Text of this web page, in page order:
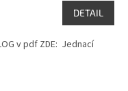
DETAIL
v pdf ZDE: Jednací